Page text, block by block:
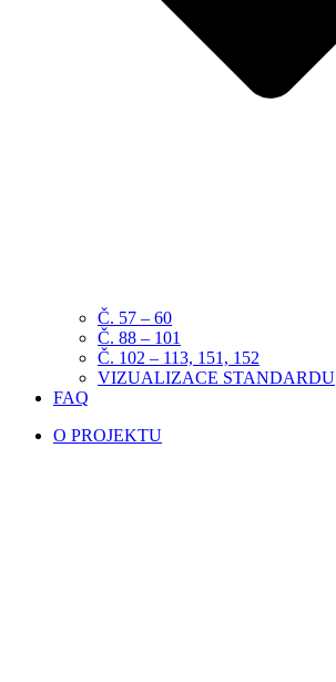
Č. 57 – 60
Č. 88 – 101
Č. 102 – 113, 151, 152
VIZUALIZACE STANDARDU
FAQ
O PROJEKTU